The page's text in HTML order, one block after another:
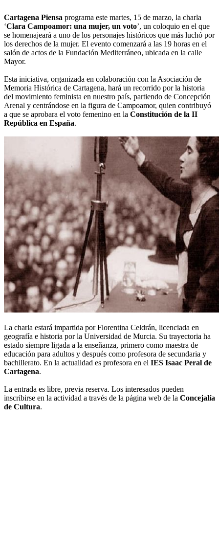
Cartagena Piensa programa este martes, 15 de marzo, la charla
‘Clara Campoamor: una mujer, un voto’, un coloquio en el que
se homenajeará a uno de los personajes históricos que más luchó por
los derechos de la mujer. El evento comenzará a las 19 horas en el
salón de actos de la Fundación Mediterráneo, ubicada en la calle
Mayor.
Esta iniciativa, organizada en colaboración con la Asociación de
Memoria Histórica de Cartagena, hará un recorrido por la historia
del movimiento feminista en nuestro país, partiendo de Concepción
Arenal y centrándose en la figura de Campoamor, quien contribuyó
a que se aprobara el voto femenino en la Constitución de la II
República en España.
La charla estará impartida por Florentina Celdrán, licenciada en
geografía e historia por la Universidad de Murcia. Su trayectoria ha
estado siempre ligada a la enseñanza, primero como maestra de
educación para adultos y después como profesora de secundaria y
bachillerato. En la actualidad es profesora en el IES Isaac Peral de
Cartagena.
La entrada es libre, previa reserva. Los interesados pueden
inscribirse en la actividad a través de la página web de la Concejalía
de Cultura.